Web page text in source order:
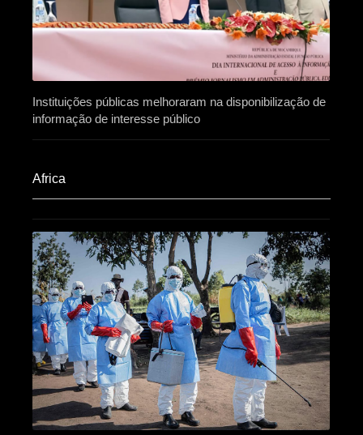
Instituições públicas melhoraram na disponibilização de
informação de interesse público
Africa​